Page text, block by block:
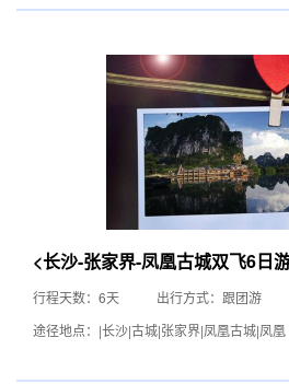
<长沙-张家界-凤凰古城双飞6日
行程天数：6天
出行方式：跟团游
途径地点：|长沙|古城|张家界|凤凰古城|凤凰